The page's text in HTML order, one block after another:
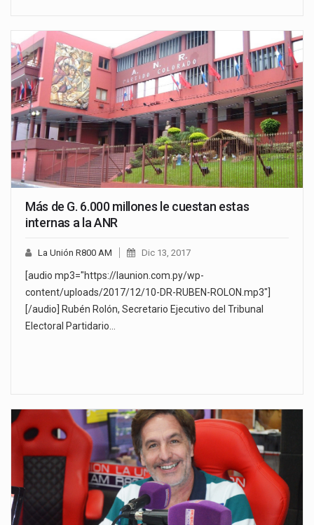
Más de G. 6.000 millones le cuestan estas
internas a la ANR
La Unión R800 AM Dic 13, 2017
[audio mp3="https://launion.com.py/wp-
content/uploads/2017/12/10-DR-RUBEN-ROLON.mp3"]
[/audio] Rubén Rolón, Secretario Ejecutivo del Tribunal
Electoral Partidario…